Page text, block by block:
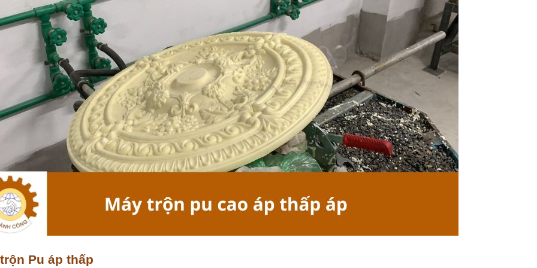
Pu áp thấp